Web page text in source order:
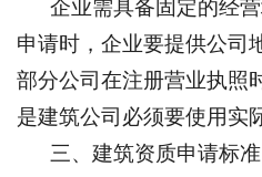
企业需具备固定的经
申请时，企业要提供公司
部分公司在注册营业执照
是建筑公司必须要使用实
三、建筑资质申请标准